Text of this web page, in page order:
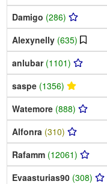
Damigo (286)
Alexynelly (635)
anlubar (1101)
saspe (1356)
Watemore (888)
Alfonra (310)
Rafamm (12061)
Evaasturias90 (308)